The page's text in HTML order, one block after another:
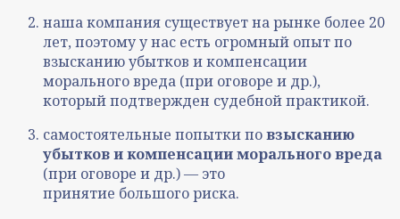
наша компания существует на рынке более 20
лет, поэтому у нас есть огромный опыт по
взысканию убытков и компенсации
морального вреда (при оговоре и др.),
который подтвержден судебной практикой.
самостоятельные попытки повзысканию
убытков и компенсации морального вреда
(при оговоре и др.) — это
принятие большого риска.